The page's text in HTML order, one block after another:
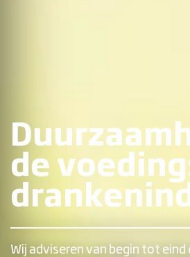
de
Wij adviseren van begin tot eind